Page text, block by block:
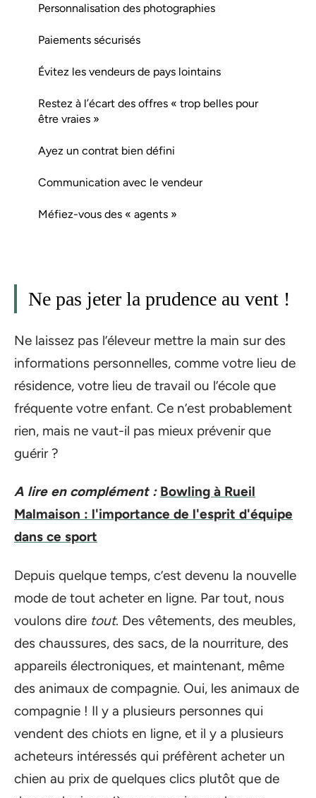
Personnalisation des photographies
Paiements sécurisés
Évitez les vendeurs de pays lointains
Restez à l’écart des offres « trop belles pour
être vraies »
Ayez un contrat bien défini
Communication avec le vendeur
Méfiez-vous des « agents »
Ne pas jeter la prudence au vent !
Ne laissez pas l’éleveur mettre la main sur des
informations personnelles, comme votre lieu de
résidence, votre lieu de travail ou l’école que
fréquente votre enfant. Ce n’est probablement
rien, mais ne vaut-il pas mieux prévenir que
guérir ?
A lire en complément : Bowling à Rueil
Malmaison : l'importance de l'esprit d'équipe
dans ce sport
Depuis quelque temps, c’est devenu la nouvelle
mode de tout acheter en ligne. Par tout, nous
voulons dire tout. Des vêtements, des meubles,
des chaussures, des sacs, de la nourriture, des
appareils électroniques, et maintenant, même
des animaux de compagnie. Oui, les animaux de
compagnie ! Il y a plusieurs personnes qui
vendent des chiots en ligne, et il y a plusieurs
acheteurs intéressés qui préfèrent acheter un
chien au prix de quelques clics plutôt que de